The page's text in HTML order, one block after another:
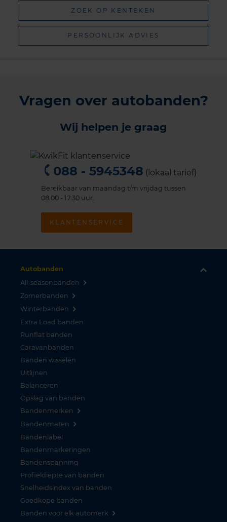
ZOEK OP KENTEKEN
PERSOONLIJK ADVIES
Vragen over autobanden?
Wij helpen je graag
088 - 5945348 (lokaal tarief)
Bereikbaar van maandag t/m vrijdag tussen
08.00 - 17.30 uur.
KLANTENSERVICE
Autobanden
All-seasonbanden
Zomerbanden
Winterbanden
Extra Load banden
Runflat banden
Caravanbanden
Banden wisselen
Uitlijnen
Balanceren
Opslag van banden
Bandenmerken
Bandenmaten
Bandenlabel
Bandenmarkeringen
Bandenspanning
Profieldiepte van banden
Snelheidsindex van banden
Goedkope banden
Banden voor elk automerk